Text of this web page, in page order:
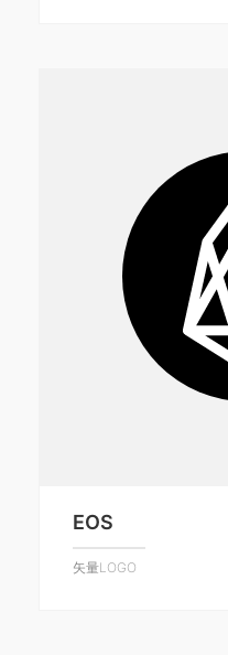
EOS
矢量LOGO